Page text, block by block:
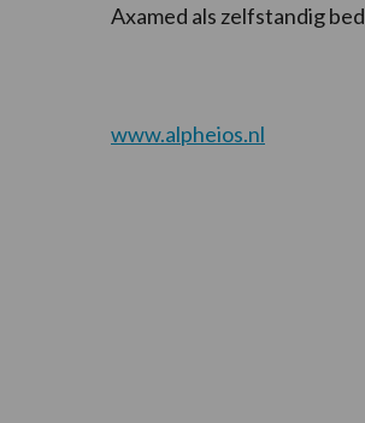
Axamed als zelfstandig
www.alpheios.nl